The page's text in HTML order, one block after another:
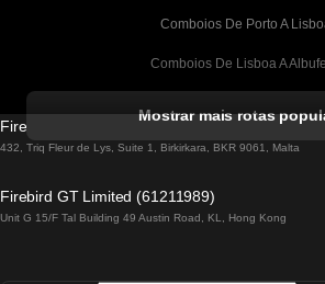
Comboios De Porto A
Comboios De Lisboa A
Comboios De Lisboa A
Comboios De Lisboa A
Mostrar mais rotas
Firebird GT Limited (OC 1451)
432, Triq Fleur de Lys, Suite 1, Birkirkara, BKR 9061, Malta
Firebird GT Limited (61211989)
Unit G 15/F Tal Building 49 Austin Road, KL, Hong Kong